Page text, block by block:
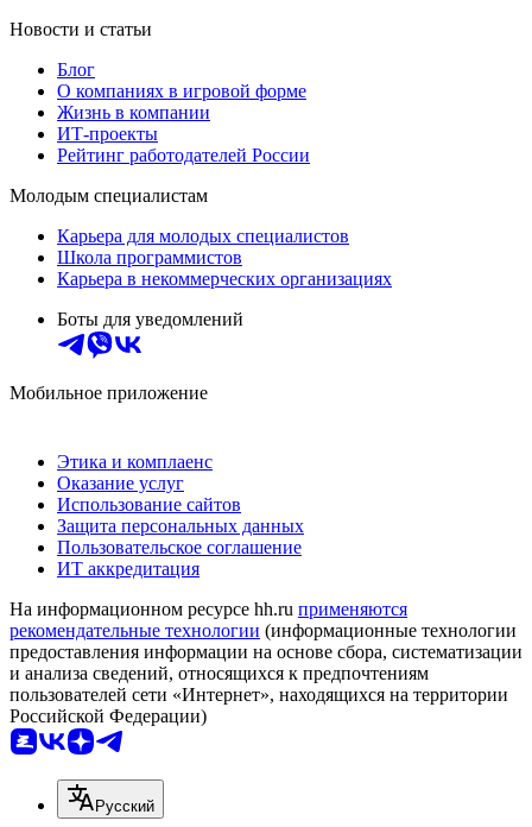
Новости и статьи
Блог
О компаниях в игровой форме
Жизнь в компании
ИТ-проекты
Рейтинг работодателей России
Молодым специалистам
Карьера для молодых специалистов
Школа программистов
Карьера в некоммерческих организациях
Боты для уведомлений
Мобильное приложение
Этика и комплаенс
Оказание услуг
Использование сайтов
Защита персональных данных
Пользовательское соглашение
ИТ аккредитация
На информационном ресурсе hh.ru применяются
рекомендательные технологии (информационные технологии
предоставления информации на основе сбора, систематизации
и анализа сведений, относящихся к предпочтениям
пользователей сети «Интернет», находящихся на территории
Российской Федерации)
Русский